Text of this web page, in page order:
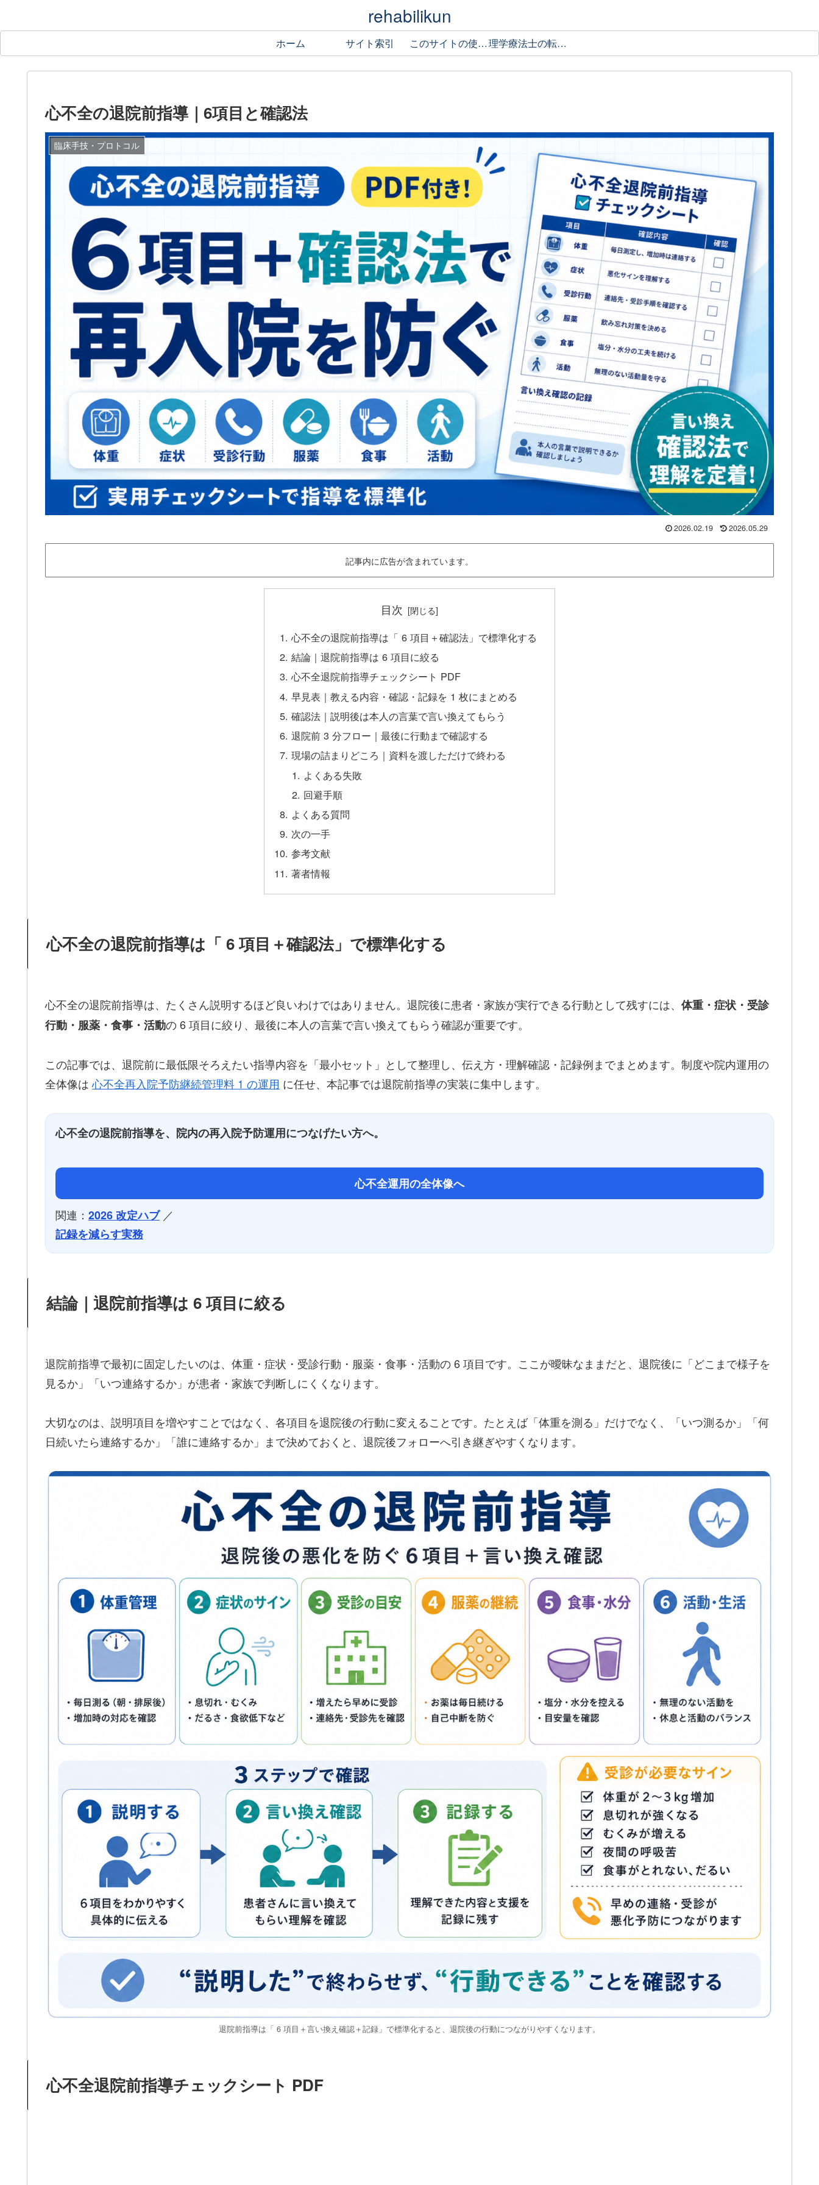
rehabilikun
ホーム サイト索引 このサイトの使い方 理学療法士の転職ガイド
心不全の退院前指導｜6項目と確認法
臨床手技・プロトコル
2026.02.19 2026.05.29
記事内に広告が含まれています。
目次
心不全の退院前指導は「 6 項目＋確認法」で標準化する
結論｜退院前指導は 6 項目に絞る
心不全退院前指導チェックシート PDF
早見表｜教える内容・確認・記録を 1 枚にまとめる
確認法｜説明後は本人の言葉で言い換えてもらう
退院前 3 分フロー｜最後に行動まで確認する
現場の詰まりどころ｜資料を渡しただけで終わる
よくある失敗
回避手順
よくある質問
次の一手
参考文献
著者情報
心不全の退院前指導は「 6 項目＋確認法」で標準化する
心不全の退院前指導は、たくさん説明するほど良いわけではありません。退院後に患者・家族が実行できる行動として残すには、 体重・症状・受診
行動・服薬・食事・活動の 6 項目に絞り、最後に本人の言葉で言い換えてもらう確認が重要です。
この記事では、退院前に最低限そろえたい指導内容を「最小セット」として整理し、伝え方・理解確認・記録例までまとめます。制度や院内運用の
全体像は心不全再入院予防継続管理料 1 の運用 に任せ、本記事では退院前指導の実装に集中します。
心不全の退院前指導を、院内の再入院予防運用につなげたい方へ。
心不全運用の全体像へ
関連： 2026 改定ハブ／
記録を減らす実務
結論｜退院前指導は 6 項目に絞る
退院前指導で最初に固定したいのは、体重・症状・受診行動・服薬・食事・活動の 6 項目です。ここが曖昧なままだと、退院後に「どこまで様子を
見るか」「いつ連絡するか」が患者・家族で判断しにくくなります。
大切なのは、説明項目を増やすことではなく、各項目を退院後の行動に変えることです。たとえば「体重を測る」だけでなく、「いつ測るか」「何
日続いたら連絡するか」「誰に連絡するか」まで決めておくと、退院後フォローへ引き継ぎやすくなります。
退院前指導は「 6 項目＋言い換え確認＋記録」で標準化すると、退院後の行動につながりやすくなります。
心不全退院前指導チェックシート PDF